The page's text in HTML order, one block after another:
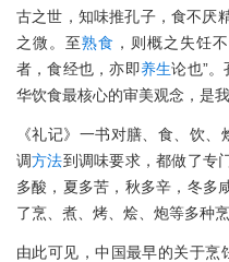
古之世，知味推孔子，食不厌
之微。至熟食 ，则概之失饪
者，食经也，亦即养生论也”
华饮食最核心的审美观念，是
《礼记》一书对膳、食、饮
调方法到调味要求，都做了专
多酸，夏多苦，秋多辛，冬多
了烹、煮、烤、烩、炮等多种
由此可见，中国最早的关于烹